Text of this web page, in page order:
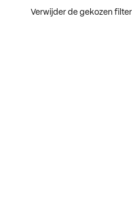
Verwijder de gekozen